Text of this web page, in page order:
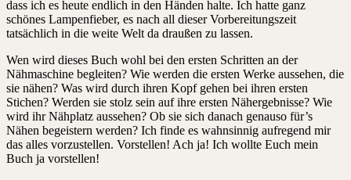
dass ich es heute endlich in den Händen halte. Ich hatte ganz
schönes Lampenfieber, es nach all dieser Vorbereitungszeit
tatsächlich in die weite Welt da draußen zu lassen.
Wen wird dieses Buch wohl bei den ersten Schritten an der
Nähmaschine begleiten? Wie werden die ersten Werke aussehen, die
sie nähen? Was wird durch ihren Kopf gehen bei ihren ersten
Stichen? Werden sie stolz sein auf ihre ersten Nähergebnisse? Wie
wird ihr Nähplatz aussehen? Ob sie sich danach genauso für’s
Nähen begeistern werden? Ich finde es wahnsinnig aufregend mir
das alles vorzustellen. Vorstellen! Ach ja! Ich wollte Euch mein
Buch ja vorstellen!